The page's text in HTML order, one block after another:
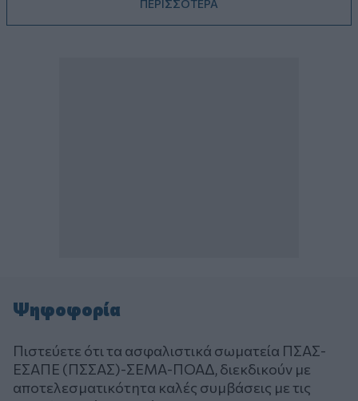
ΠΕΡΙΣΣΟΤΕΡΑ
Ψηφοφορία
Πιστεύετε ότι τα ασφαλιστικά σωματεία ΠΣΑΣ-
ΕΣΑΠΕ (ΠΣΣΑΣ)-ΣΕΜΑ-ΠΟΑΔ, διεκδικούν με
αποτελεσματικότητα καλές συμβάσεις με τις